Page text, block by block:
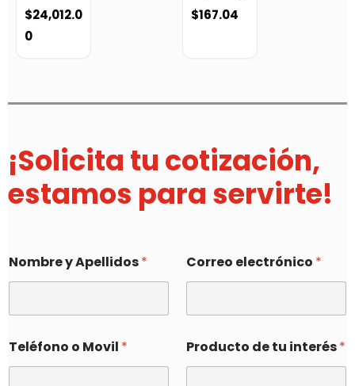
$24,012.0
0
$167.04
¡Solicita tu cotización,
estamos para servirte!
Nombre y Apellidos* Correo electrónico *
Teléfono o Movil * Producto de tu interés*